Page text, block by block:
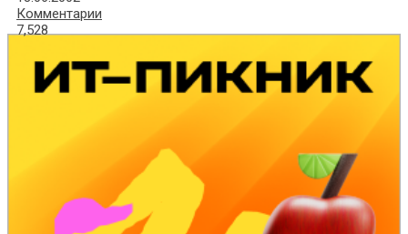
Комментарии
7,528